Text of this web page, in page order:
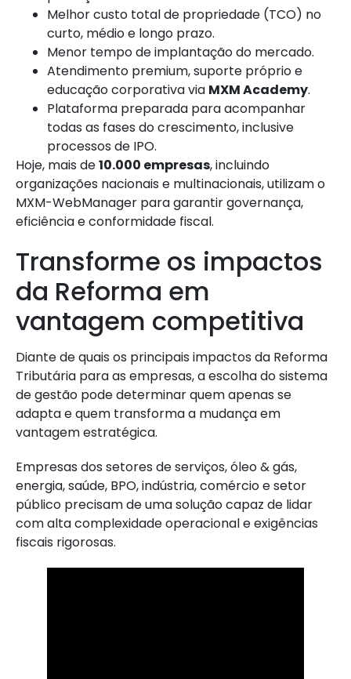
Melhor custo total de propriedade (TCO) no
curto, médio e longo prazo.
Menor tempo de implantação do mercado.
Atendimento premium, suporte próprio e
educação corporativa via MXM Academy.
Plataforma preparada para acompanhar
todas as fases do crescimento, inclusive
processos de IPO.
Hoje, mais de10.000 empresas, incluindo
organizações nacionais e multinacionais, utilizam o
MXM-WebManager para garantir governança,
eficiência e conformidade fiscal.
Transforme os impactos
da Reforma em
vantagem competitiva
Diante de quais os principais impactos da Reforma
Tributária para as empresas, a escolha do sistema
de gestão pode determinar quem apenas se
adapta e quem transforma a mudança em
vantagem estratégica.
Empresas dos setores de serviços, óleo & gás,
energia, saúde, BPO, indústria, comércio e setor
público precisam de uma solução capaz de lidar
com alta complexidade operacional e exigências
fiscais rigorosas.